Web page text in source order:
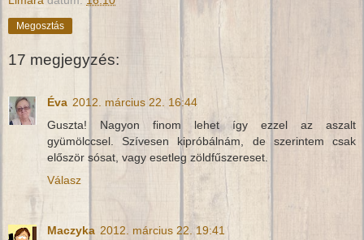
Megosztás
17 megjegyzés:
Éva 2012. március 22. 16:44
Guszta! Nagyon finom lehet így ezzel az aszalt
gyümölccsel. Szívesen kipróbálnám, de szerintem csak
először sósat, vagy esetleg zöldfűszereset.
Válasz
Maczyka 2012. március 22. 19:41